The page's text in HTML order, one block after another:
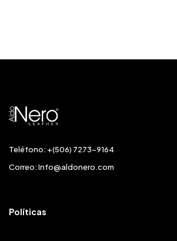
Teléfono: +(506) 7273-9164
Correo:Info@aldonero.com
Políticas